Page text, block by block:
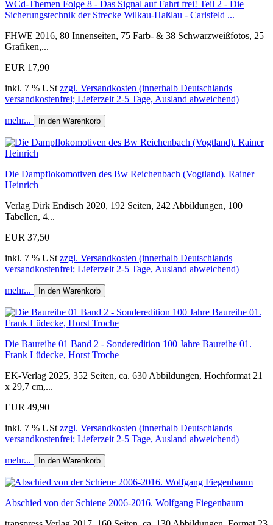
WCd-Themen Folge 8 - Das Signal auf Fahrt frei! Teil 2 - Die
Sicherungstechnik der Strecke Wilkau-Haßlau - Carlsfeld ...
FHWE 2016, 80 Innenseiten, 75 Farb- & 38 Schwarzweißfotos, 25
Grafiken,...
EUR 17,90
inkl. 7 % USt zzgl. Versandkosten (innerhalb Deutschlands
versandkostenfrei; Lieferzeit 2-5 Tage, Ausland abweichend)
mehr... In den Warenkorb
Die Dampflokomotiven des Bw Reichenbach (Vogtland). Rainer
Heinrich
Verlag Dirk Endisch 2020, 192 Seiten, 242 Abbildungen, 100
Tabellen, 4...
EUR 37,50
inkl. 7 % USt zzgl. Versandkosten (innerhalb Deutschlands
versandkostenfrei; Lieferzeit 2-5 Tage, Ausland abweichend)
mehr... In den Warenkorb
Die Baureihe 01 Band 2 - Sonderedition 100 Jahre Baureihe 01.
Frank Lüdecke, Horst Troche
EK-Verlag 2025, 352 Seiten, ca. 630 Abbildungen, Hochformat 21
x 29,7 cm,...
EUR 49,90
inkl. 7 % USt zzgl. Versandkosten (innerhalb Deutschlands
versandkostenfrei; Lieferzeit 2-5 Tage, Ausland abweichend)
mehr... In den Warenkorb
Abschied von der Schiene 2006-2016. Wolfgang Fiegenbaum